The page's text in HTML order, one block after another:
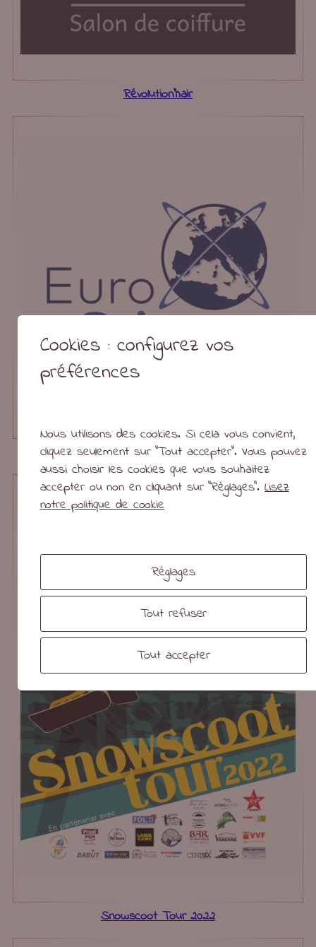
Révolution’hair
EuroScience
Snowscoot Tour 2022
Cookies : configurez vos
préférences
Nous utilisons des cookies. Si cela vous convient,
cliquez seulement sur "Tout accepter". Vous pouvez
aussi choisir les cookies que vous souhaitez
accepter ou non en cliquant sur "Réglages".Lisez
notre politique de cookie
Réglages
Tout refuser
Tout accepter